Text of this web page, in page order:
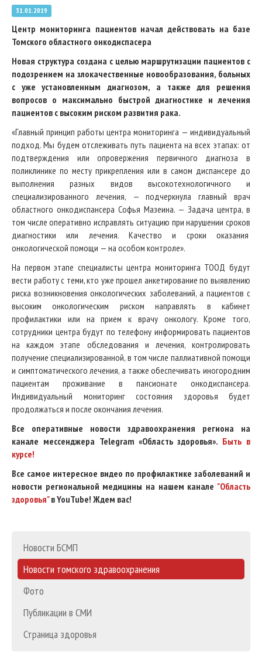
31.01.2019
Центр мониторинга пациентов начал действовать на базе
Томского областного онкодиспасера
Новая структура создана с целью маршрутизации пациентов с
подозрением на злокачественные новообразования, больных
с уже установленным диагнозом, а также для решения
вопросов о максимально быстрой диагностике и лечения
пациентов с высоким риском развития рака.
«Главный принцип работы центра мониторинга — индивидуальный
подход. Мы будем отслеживать путь пациента на всех этапах: от
подтверждения или опровержения первичного диагноза в
поликлинике по месту прикрепления или в самом диспансере до
выполнения разных видов высокотехнологичного и
специализированного лечения, — подчеркнула главный врач
областного онкодиспансера Софья Мазеина. — Задача центра, в
том числе оперативно исправлять ситуацию при нарушении сроков
диагностики или лечения. Качество и сроки оказания
онкологической помощи — на особом контроле».
На первом этапе специалисты центра мониторинга ТООД будут
вести работу с теми, кто уже прошел анкетирование по выявлению
риска возникновения онкологических заболеваний, а пациентов с
высоким онкологическим риском направлять в кабинет
профилактики или на прием к врачу онкологу. Кроме того,
сотрудники центра будут по телефону информировать пациентов
на каждом этапе обследования и лечения, контролировать
получение специализированной, в том числе паллиативной помощи
и симптоматического лечения, а также обеспечивать иногородним
пациентам проживание в пансионате онкодиспансера.
Индивидуальный мониторинг состояния здоровья будет
продолжаться и после окончания лечения.
Все оперативные новости здравоохранения региона на
канале мессенджера Telegram «Область здоровья». Быть в
курсе!
Все самое интересное видео по профилактике заболеваний и
новости региональной медицины на нашем канале "Область
здоровья"в YouTube! Ждем вас!
Новости БСМП
Новости томского здравоохранения
Фото
Публикации в СМИ
Страница здоровья